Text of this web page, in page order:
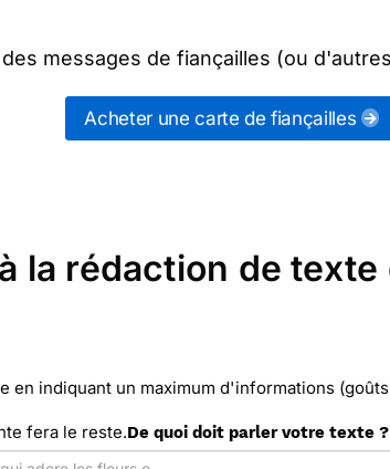
messages de fiançailles (ou
qui vous convient, ou
vous propose 10 modèles
Acheter une carte de fiançailles
la rédaction de texte
indiquant un maximum d'informations
fera le reste.De quoi doit parler votre texte ?